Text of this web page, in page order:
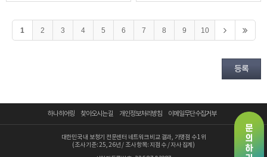
1 2 3 4 5 6 7 8 9 10
등록
하나히어링 찾아오시는 길 개인정보처리방침 이메일무단수집거부
대한민국 내 보청기 전문센터 네트워크 비교 결과, 가맹점 수 1위
(조사 기준: 25, 26년 / 조사 항목: 지점 수 / 자사 집계)